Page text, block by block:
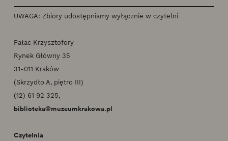
UWAGA: Zbiory udostępniamy wyłącznie w czytelni
Pałac Krzysztofory
Rynek Główny 35
31-011 Kraków
(Skrzydło A, piętro III)
(12) 61 92 325,
biblioteka@muzeumkrakowa.pl
Czytelnia